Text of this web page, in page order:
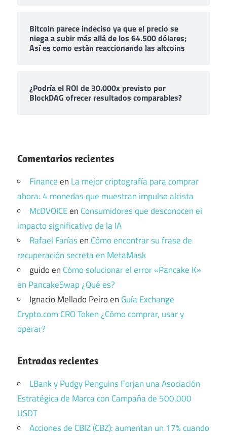
Bitcoin parece indeciso ya que el precio se
niega a subir más allá de los 64.500 dólares;
Así es como están reaccionando las altcoins
¿Podría el ROI de 30.000x previsto por
BlockDAG ofrecer resultados comparables?
Comentarios recientes
Financeen La mejor criptografía para comprar
ahora: 4 monedas que muestran impulso alcista
McDVOICEen Consumidores que desconocen el
impacto significativo de la IA
Rafael Faríasen Cómo encontrar su frase de
recuperación secreta en MetaMask
guidoen Cómo solucionar el error «Pancake K»
en PancakeSwap ¿Qué es?
Ignacio Mellado Peiroen Guía Exchange
Crypto.com CRO Token ¿Cómo comprar, usar y
operar?
Entradas recientes
LBank y Pudgy Penguins Forjan una Asociación
Estratégica de Marca con Campaña de 500.000
USDT
Acciones de CBIZ (CBZ): aumentan un 17% cuando